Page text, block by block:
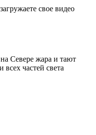
свое видео
Севере жара и тают
частей света